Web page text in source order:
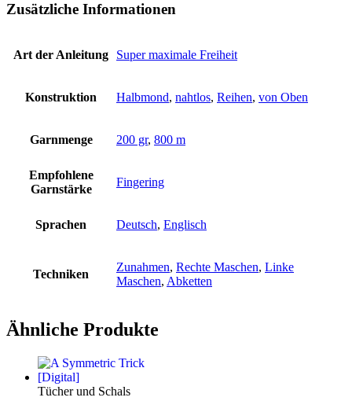
Zusätzliche Informationen
Art der Anleitung Super maximale Freiheit
Konstruktion Halbmond, nahtlos, Reihen, von Oben
Garnmenge 200 gr, 800 m
Empfohlene
Garnstärke
Fingering
Sprachen Deutsch, Englisch
Techniken
Zunahmen, Rechte Maschen, Linke
Maschen, Abketten
Ähnliche Produkte
Tücher und Schals